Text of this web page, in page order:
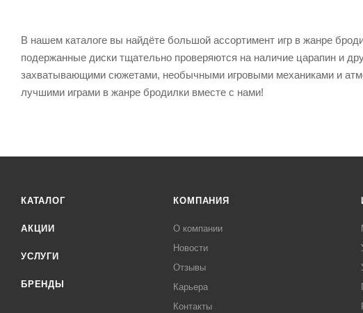
В нашем каталоге вы найдёте большой ассортимент игр в жанре
подержанные диски тщательно проверяются на наличие царапин и
захватывающими сюжетами, необычными игровыми механиками и
лучшими играми в жанре бродилки вместе с нами!
КАТАЛОГ
АКЦИИ
УСЛУГИ
БРЕНДЫ
КОМПАНИЯ
О компании
Новости
Отзывы
Карьера
Контакты